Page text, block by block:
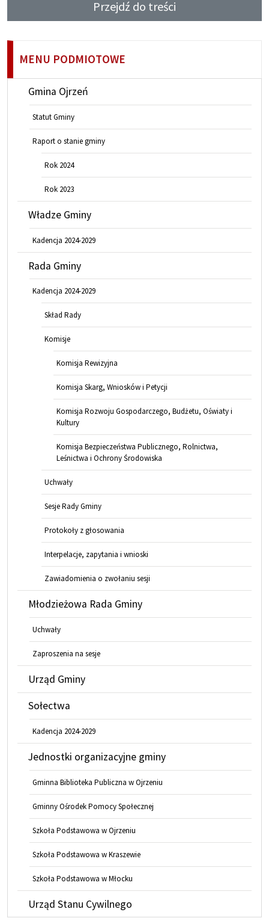
Przejdź do treści
MENU PODMIOTOWE
Gmina Ojrzeń
Statut Gminy
Raport o stanie gminy
Rok 2024
Rok 2023
Władze Gminy
Kadencja 2024-2029
Rada Gminy
Kadencja 2024-2029
Skład Rady
Komisje
Komisja Rewizyjna
Komisja Skarg, Wniosków i Petycji
Komisja Rozwoju Gospodarczego, Budżetu, Oświaty i
Kultury
Komisja Bezpieczeństwa Publicznego, Rolnictwa,
Leśnictwa i Ochrony Środowiska
Uchwały
Sesje Rady Gminy
Protokoły z głosowania
Interpelacje, zapytania i wnioski
Zawiadomienia o zwołaniu sesji
Młodzieżowa Rada Gminy
Uchwały
Zaproszenia na sesje
Urząd Gminy
Sołectwa
Kadencja 2024-2029
Jednostki organizacyjne gminy
Gminna Biblioteka Publiczna w Ojrzeniu
Gminny Ośrodek Pomocy Społecznej
Szkoła Podstawowa w Ojrzeniu
Szkoła Podstawowa w Kraszewie
Szkoła Podstawowa w Młocku
Urząd Stanu Cywilnego